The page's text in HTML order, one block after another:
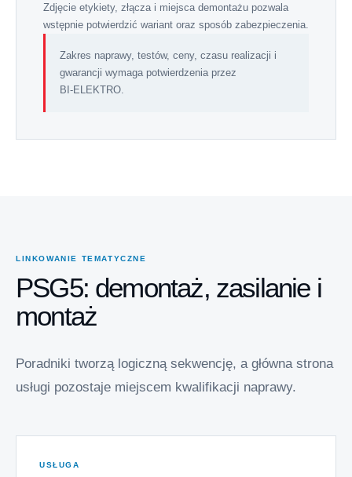
Zdjęcie etykiety, złącza i miejsca demontażu pozwala
wstępnie potwierdzić wariant oraz sposób zabezpieczenia.
Zakres naprawy, testów, ceny, czasu realizacji i
gwarancji wymaga potwierdzenia przez
BI‑ELEKTRO.
LINKOWANIE TEMATYCZNE
PSG5: demontaż, zasilanie i
montaż
Poradniki tworzą logiczną sekwencję, a główna strona
usługi pozostaje miejscem kwalifikacji naprawy.
USŁUGA